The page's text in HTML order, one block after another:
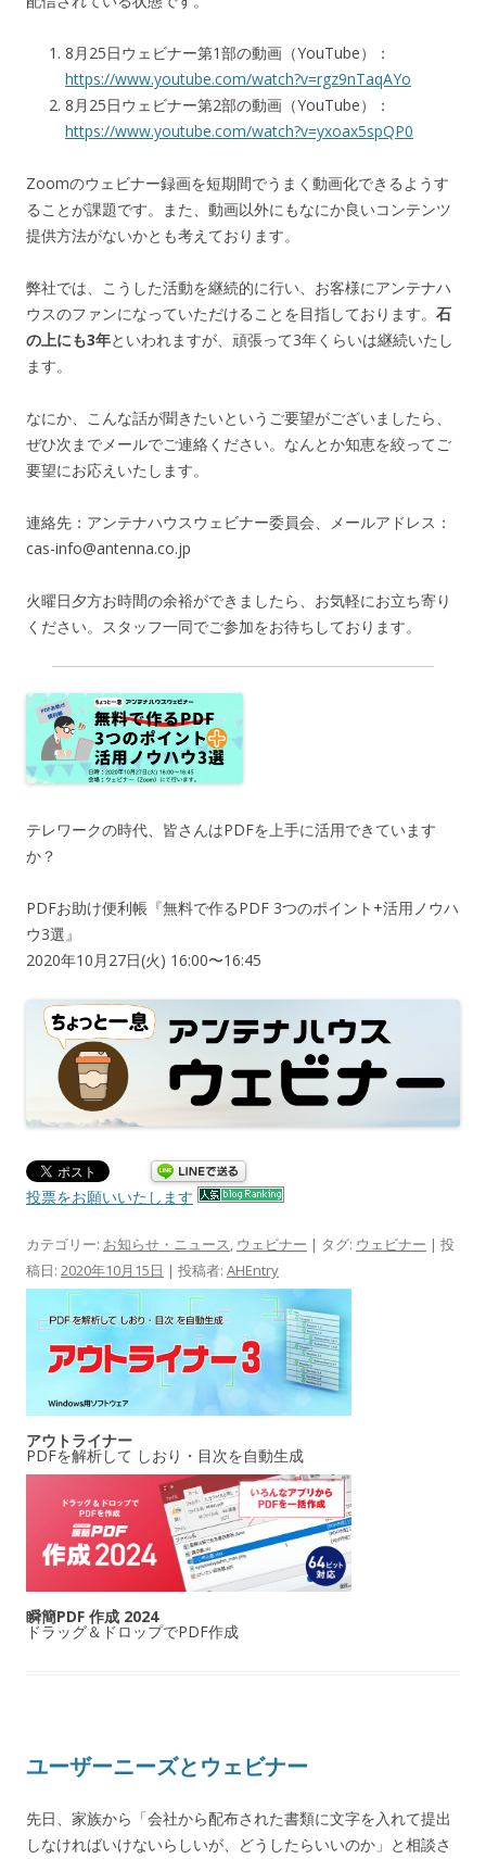
8月25日ウェビナー第1部の動画（YouTube）：
https://www.youtube.com/watch?v=rgz9nTaqAYo
8月25日ウェビナー第2部の動画（YouTube）：
https://www.youtube.com/watch?v=yxoax5spQP0
Zoomのウェビナー録画を短期間でうまく動画化できるようす
ることが課題です。また、動画以外にもなにか良いコンテンツ
提供方法がないかとも考えております。
弊社では、こうした活動を継続的に行い、お客様にアンテナハ
ウスのファンになっていただけることを目指しております。 石
の上にも3年といわれますが、頑張って3年くらいは継続いたし
ます。
なにか、こんな話が聞きたいというご要望がございましたら、
ぜひ次までメールでご連絡ください。なんとか知恵を絞ってご
要望にお応えいたします。
連絡先：アンテナハウスウェビナー委員会、メールアドレス：
cas-info@antenna.co.jp
火曜日夕方お時間の余裕ができましたら、お気軽にお立ち寄り
ください。スタッフ一同でご参加をお待ちしております。
テレワークの時代、皆さんはPDFを上手に活用できています
か？
PDFお助け便利帳『無料で作るPDF 3つのポイント+活用ノウハ
ウ3選』
2020年10月27日(火) 16:00〜16:45
投票をお願いいたします
カテゴリー: お知らせ・ニュース, ウェビナー | タグ: ウェビナー | 投
稿日: 2020年10月15日 | 投稿者: AHEntry
アウトライナー
PDFを解析して しおり・目次を自動生成
瞬簡PDF 作成 2024
ドラッグ＆ドロップでPDF作成
ユーザーニーズとウェビナー
先日、家族から「会社から配布された書類に文字を入れて提出
しなければいけないらしいが、どうしたらいいのか」と相談さ